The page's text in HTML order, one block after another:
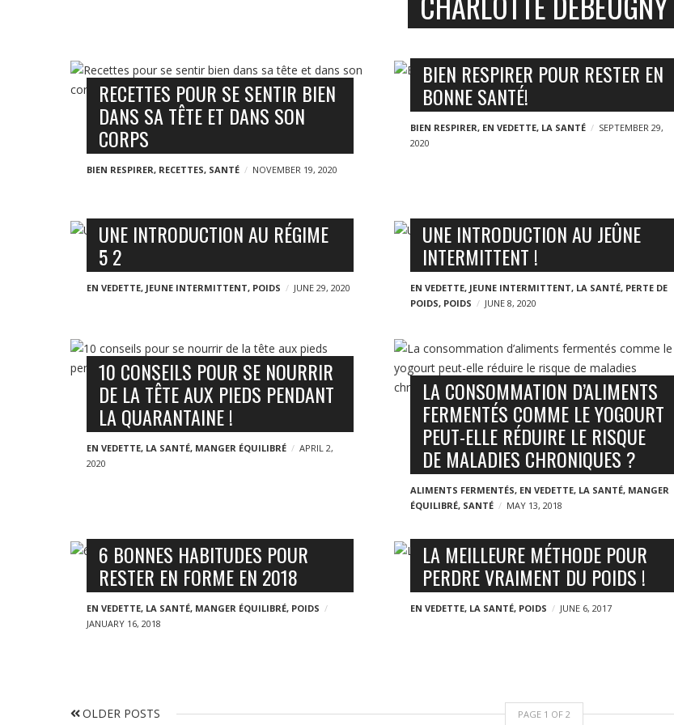
B
RECETTES POUR SE SENTIR BIEN
DANS SA TÊTE ET DANS SON
CORPS
BIEN RESPIRER, RECETTES, SANTÉ NOVEMBER 19, 2020
BIEN RESPIRER POUR RESTER EN
BONNE SANTÉ!
BIEN RESPIRER, EN VEDETTE, LA SANTÉ
SEPTEMBER 29,
2020
UNE INTRODUCTION AU RÉGIME
5 2
EN VEDETTE, JEUNE INTERMITTENT, POIDS JUNE 29, 2020
UNE INTRODUCTION AU JEÛNE
INTERMITTENT !
EN VEDETTE, JEUNE INTERMITTENT, LA SANTÉ, PERTE DE
POIDS, POIDS JUNE 8, 2020
10 CONSEILS POUR SE NOURRIR
DE LA TÊTE AUX PIEDS PENDANT
LA QUARANTAINE !
EN VEDETTE, LA SANTÉ, MANGER ÉQUILIBRÉ
APRIL 2,
2020
LA CONSOMMATION D’ALIMENTS
FERMENTÉS COMME LE YOGOURT
PEUT-ELLE RÉDUIRE LE RISQUE
DE MALADIES CHRONIQUES ?
ALIMENTS FERMENTÉS, EN VEDETTE, LA SANTÉ, MANGER
ÉQUILIBRÉ, SANTÉ MAY 13, 2018
6 BONNES HABITUDES POUR
RESTER EN FORME EN 2018
EN VEDETTE, LA SANTÉ, MANGER ÉQUILIBRÉ, POIDS
JANUARY 16, 2018
LA MEILLEURE MÉTHODE POUR
PERDRE VRAIMENT DU POIDS !
EN VEDETTE, LA SANTÉ, POIDS JUNE 6, 2017
PAGE 1 OF 2
POLDER POSTS